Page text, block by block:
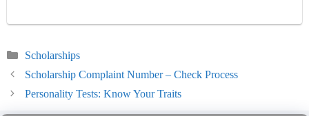
Categories
Scholarships
Scholarship Complaint Number – Check Process
Personality Tests: Know Your Traits